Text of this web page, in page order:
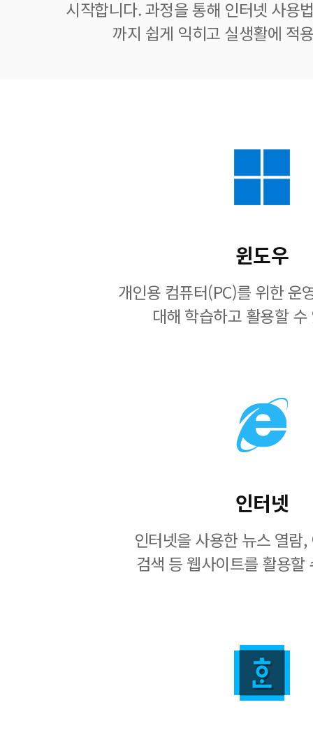
시작합니다. 과정을 통해 인터넷 사용
까지 쉽게 익히고 실생활에 적
윈도우
개인용 컴퓨터(PC)를 위한 운
대해 학습하고 활용할 수
인터넷
인터넷을 사용한 뉴스 열람
검색 등 웹사이트를 활용할